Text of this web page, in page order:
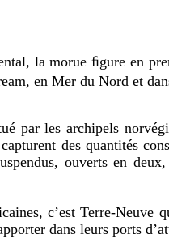
la morue ﬁgure en
en Mer du Nord et
par les archipels
des quantités
ouverts en
c’est Terre-
dans leurs ports